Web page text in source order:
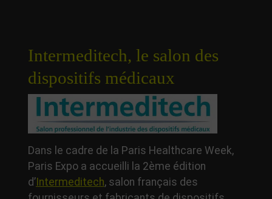
Intermeditech, le salon des
dispositifs médicaux
Dans le cadre de la Paris Healthcare Week,
Paris Expo a accueilli la 2ème édition
d’Intermeditech, salon français des